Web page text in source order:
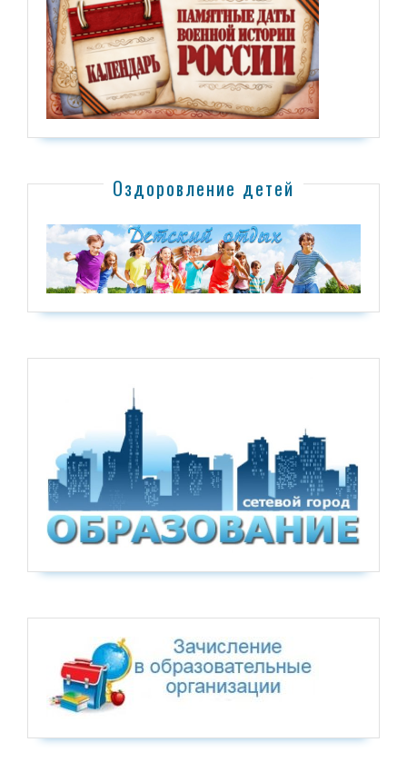
Оздоровление детей